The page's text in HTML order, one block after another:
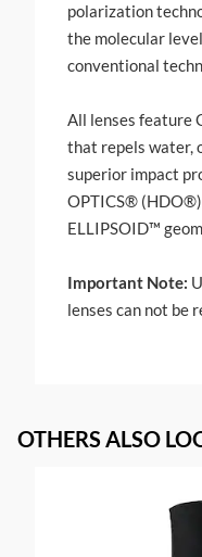
polarization
the molecular
conventional
All lenses feature
that repels water,
superior impact
OPTICS® (HDO®)
ELLIPSOID™
Important Note:
lenses can not be
OTHERS ALSO